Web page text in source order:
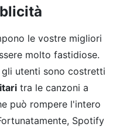
le vostre migliori
molto fastidiose.
utenti sono costretti
tra le canzoni a
può rompere l'intero
Spotify